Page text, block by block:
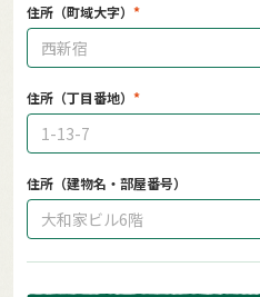
住所（町域大字）
住所（丁目番地）
住所（建物名・部屋番号）